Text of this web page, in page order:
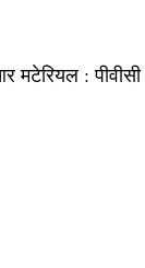
मटेरियल :पीवीसी